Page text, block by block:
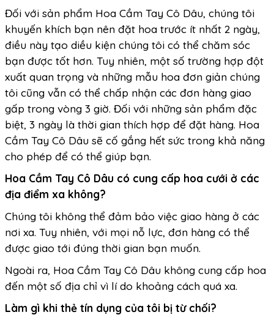
Đối với sản phẩm Hoa Cầm Tay Cô Dâu, chúng tôi
khuyến khích bạn nên đặt hoa trước ít nhất 2 ngày,
điều này tạo diều kiện chúng tôi có thể chăm sóc
bạn được tốt hơn. Tuy nhiên, một số trường hợp đột
xuất quan trọng và những mẫu hoa đơn giản chúng
tôi cũng vẫn có thể chấp nhận các đơn hàng giao
gấp trong vòng 3 giờ. Đối với những sản phẩm đặc
biệt, 3 ngày là thời gian thích hợp để đặt hàng. Hoa
Cầm Tay Cô Dâu sẽ cố gắng hết sức trong khả năng
cho phép để có thể giúp bạn.
Hoa Cầm Tay Cô Dâu có cung cấp hoa cưới ở các
địa điểm xa không?
Chúng tôi không thể đảm bảo việc giao hàng ở các
nơi xa. Tuy nhiên, với mọi nỗ lực, đơn hàng có thể
được giao tới đúng thời gian bạn muốn.
Ngoài ra, Hoa Cầm Tay Cô Dâu không cung cấp hoa
đến một số địa chỉ vì lí do khoảng cách quá xa.
Làm gì khi thẻ tín dụng của tôi bị từ chối?